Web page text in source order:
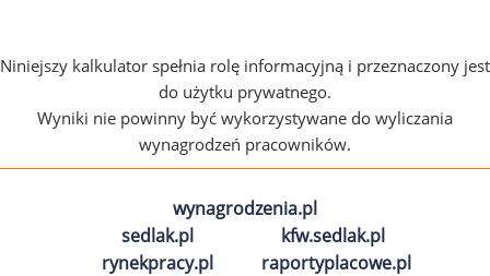
Niniejszy kalkulator spełnia rolę informacyjną i przeznaczony jest
do użytku prywatnego.
Wyniki nie powinny być wykorzystywane do wyliczania
wynagrodzeń pracowników.
wynagrodzenia.pl
sedlak.pl
kfw.sedlak.pl
rynekpracy.pl
raportyplacowe.pl